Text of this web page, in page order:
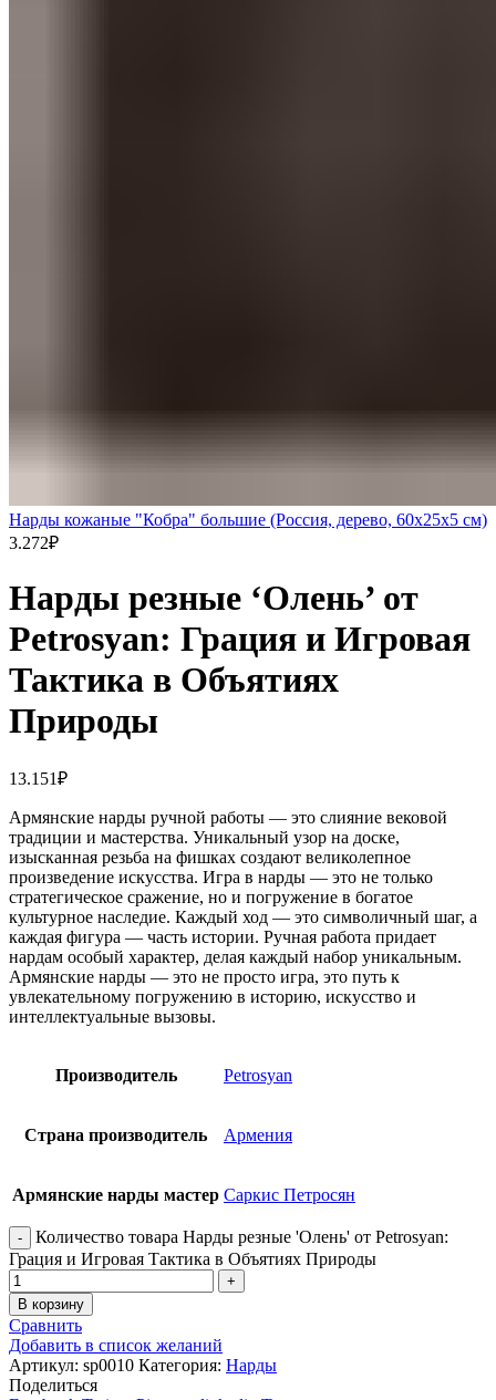
Нарды кожаные "Кобра" большие (Россия, дерево, 60х25х5 см)
3.272₽
Нарды резные ‘Олень’ от
Petrosyan: Грация и Игровая
Тактика в Объятиях
Природы
13.151₽
Армянские нарды ручной работы — это слияние вековой
традиции и мастерства. Уникальный узор на доске,
изысканная резьба на фишках создают великолепное
произведение искусства. Игра в нарды — это не только
стратегическое сражение, но и погружение в богатое
культурное наследие. Каждый ход — это символичный шаг, а
каждая фигура — часть истории. Ручная работа придает
нардам особый характер, делая каждый набор уникальным.
Армянские нарды — это не просто игра, это путь к
увлекательному погружению в историю, искусство и
интеллектуальные вызовы.
Производитель Petrosyan
Страна производитель Армения
Армянские нарды мастер Саркис Петросян
Количество товара Нарды резные 'Олень' от Petrosyan:
Грация и Игровая Тактика в Объятиях Природы
В корзину
Сравнить
Добавить в список желаний
Артикул: sp0010 Категория: Нарды
Поделиться